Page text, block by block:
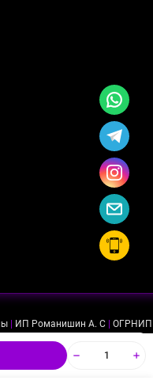
ИП Романишин А. С
ОГРНИП
был лучше для